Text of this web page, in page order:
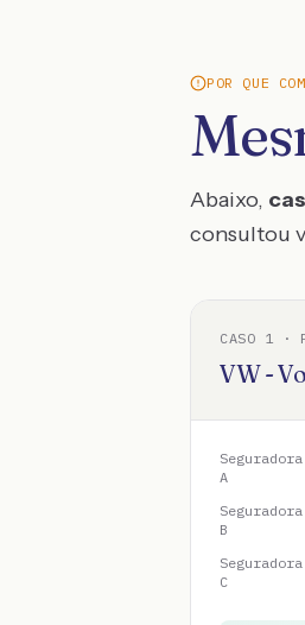
POR QUE
Abaixo,
consultou
CASO 1 ·
VW -
Seguradora
A
Seguradora
B
Seguradora
C